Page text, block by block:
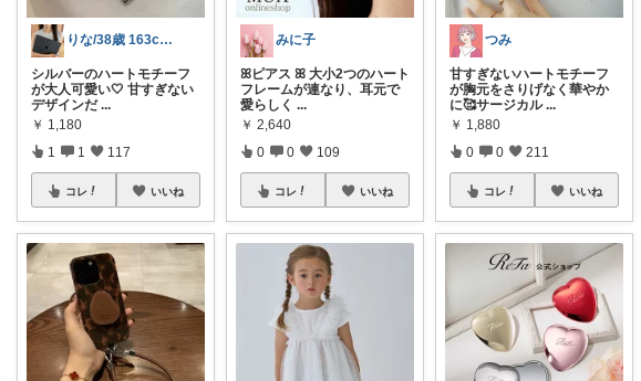
りな/38歳 163cm 骨格ストレート
シルバーのハートモチーフ
が大人可愛い🤍 甘すぎない
デザインだ ...
￥ 1,180
1 1 117
コレ いいね
みに子
ꕤピアス ꕤ 大小2つのハート
フレームが連なり、耳元で
愛らしく ...
￥ 2,640
0 0 109
コレ いいね
つみ
甘すぎないハートモチーフ
が胸元をさりげなく華やか
に🥰サージカル ...
￥ 1,880
0 0 211
コレ いいね